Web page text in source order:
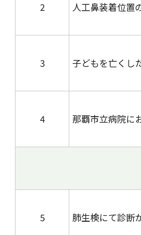
2 人工鼻装着位置
3 子どもを亡くし
4 那覇市立病院に
5 肺生検にて診断